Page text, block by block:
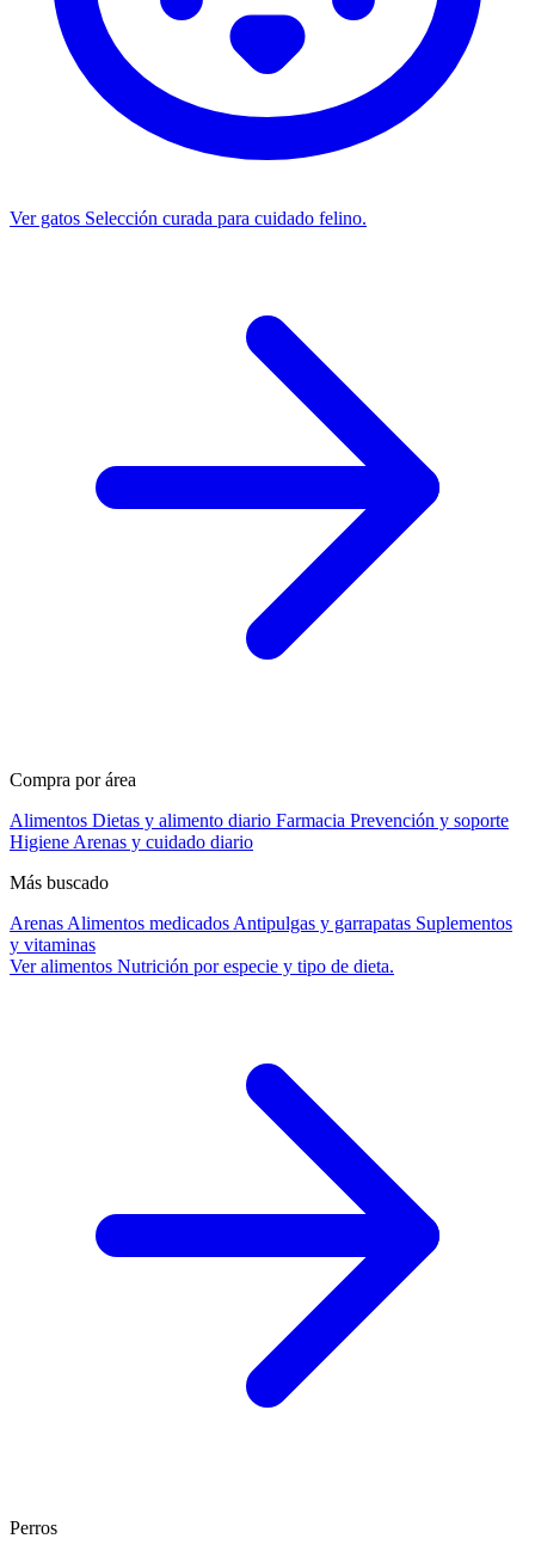
Ver gatos Selección curada para cuidado felino.
Compra por área
Alimentos Dietas y alimento diario Farmacia Prevención y soporte
Higiene Arenas y cuidado diario
Más buscado
Arenas Alimentos medicados Antipulgas y garrapatas Suplementos
y vitaminas
Ver alimentos Nutrición por especie y tipo de dieta.
Perros